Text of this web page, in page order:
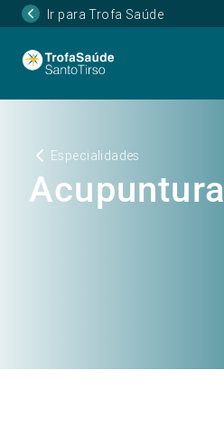
Ir para Trofa Saúde
Especialidades
Acupuntura